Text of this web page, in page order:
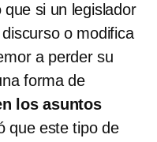
si un legislador
o modifica
a perder su
forma de
los asuntos
que este tipo de